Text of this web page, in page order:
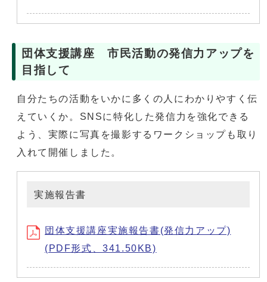
団体支援講座 市民活動の発信力アップを
目指して
自分たちの活動をいかに多くの人にわかりやすく伝
えていくか。SNSに特化した発信力を強化できる
よう、実際に写真を撮影するワークショップも取り
入れて開催しました。
実施報告書
団体支援講座実施報告書(発信力アップ)
(PDF形式、341.50KB)